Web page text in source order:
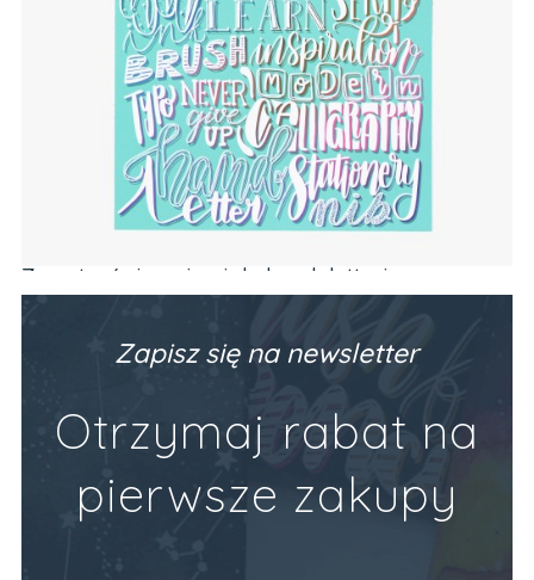
Zeszyt z ćwiczeniami do brush letteringu
PODSTAWY (alfabet, codzienne frazy)
Zapisz się na newsletter
Otrzymaj rabat na
pierwsze zakupy